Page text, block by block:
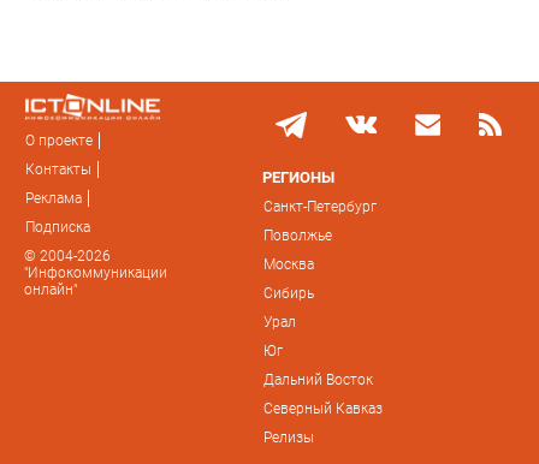
О проекте
Контакты
Реклама
Подписка
© 2004-2026
"Инфокоммуникации
онлайн"
РЕГИОНЫ
Санкт-Петербург
Поволжье
Москва
Сибирь
Урал
Юг
Дальний Восток
Северный Кавказ
Релизы